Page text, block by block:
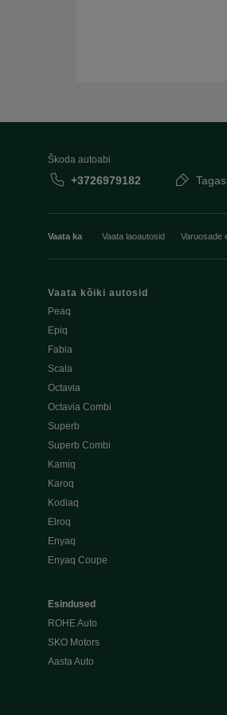
Škoda autoabi
+3726979182
Vaata ka Vaata laoautosid Varuosade
Vaata kõiki autosid
Peaq
Epiq
Fabia
Scala
Octavia
Octavia Combi
Superb
Superb Combi
Kamiq
Karoq
Kodiaq
Elroq
Enyaq
Enyaq Coupe
Esindused
ROHE Auto
SKO Motors
Aasta Auto